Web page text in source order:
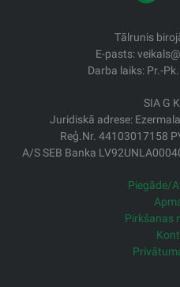
Tālrunis
E-pasts:
Darba laiks: Pr.-
SIA G
Juridiskā adrese:
Reģ.Nr. 44103017158
A/S SEB Banka
Piegāde/
Pirkšanas